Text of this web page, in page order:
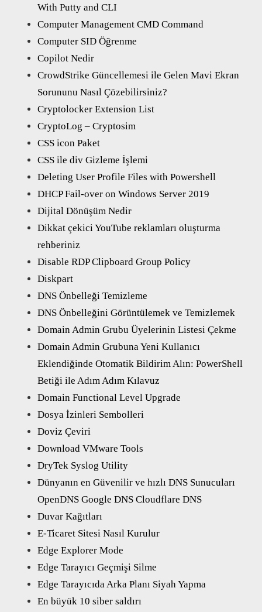
With Putty and CLI
Computer Management CMD Command
Computer SID Öğrenme
Copilot Nedir
CrowdStrike Güncellemesi ile Gelen Mavi Ekran
Sorununu Nasıl Çözebilirsiniz?
Cryptolocker Extension List
CryptoLog – Cryptosim
CSS icon Paket
CSS ile div Gizleme İşlemi
Deleting User Profile Files with Powershell
DHCP Fail-over on Windows Server 2019
Dijital Dönüşüm Nedir
Dikkat çekici YouTube reklamları oluşturma
rehberiniz
Disable RDP Clipboard Group Policy
Diskpart
DNS Önbelleği Temizleme
DNS Önbelleğini Görüntülemek ve Temizlemek
Domain Admin Grubu Üyelerinin Listesi Çekme
Domain Admin Grubuna Yeni Kullanıcı
Eklendiğinde Otomatik Bildirim Alın: PowerShell
Betiği ile Adım Adım Kılavuz
Domain Functional Level Upgrade
Dosya İzinleri Sembolleri
Doviz Çeviri
Download VMware Tools
DryTek Syslog Utility
Dünyanın en Güvenilir ve hızlı DNS Sunucuları
OpenDNS Google DNS Cloudflare DNS
Duvar Kağıtları
E-Ticaret Sitesi Nasıl Kurulur
Edge Explorer Mode
Edge Tarayıcı Geçmişi Silme
Edge Tarayıcıda Arka Planı Siyah Yapma
En büyük 10 siber saldırı